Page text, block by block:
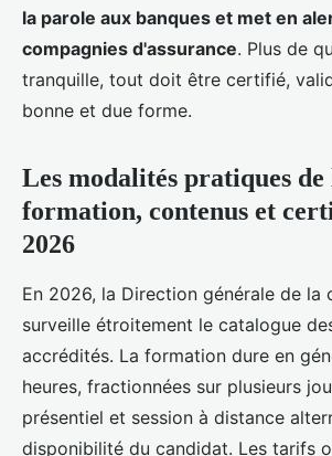
la parole aux banques et met en
compagnies d'assurance. Plus de
tranquille, tout doit être certifié,
bonne et due forme.
Les modalités pratiques de
formation, contenus et
2026
En 2026, la Direction générale de la
surveille étroitement le catalogue
accrédités. La formation dure en
heures, fractionnées sur plusieurs
présentiel et session à distance
disponibilité du candidat. Les tarifs